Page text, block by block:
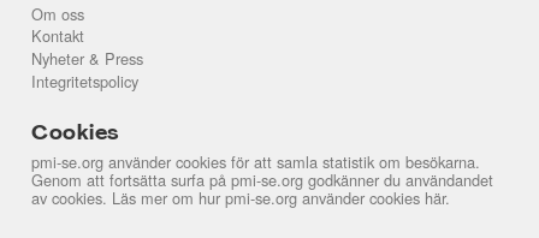
Om oss
Kontakt
Nyheter & Press
Integritetspolicy
Cookies
pmi-se.org använder cookies för att samla statistik om besökarna.
Genom att fortsätta surfa på pmi-se.org godkänner du användandet
av cookies. Läs mer om hur pmi-se.org använder cookies här.